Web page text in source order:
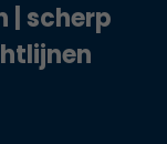
| scherp